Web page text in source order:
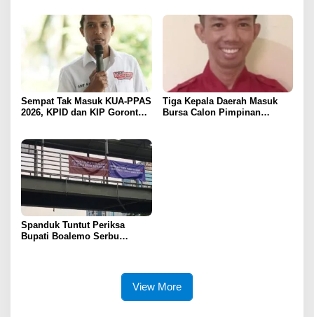
2025–2029
Sempat Tak Masuk KUA-PPAS
2026, KPID dan KIP Gorontalo
Tiga Kepala Daerah Masuk
Bursa Calon Pimpinan
Spanduk Tuntut Periksa
Bupati Boalemo Serbu
View More